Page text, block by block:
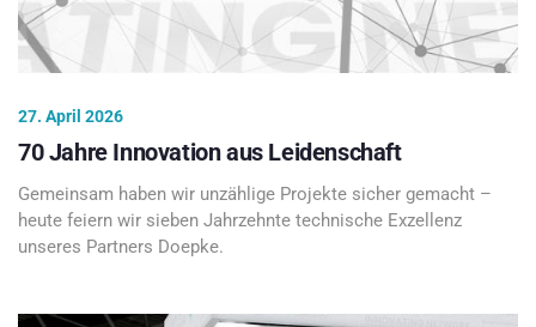
27. April 2026
70 Jahre Innovation aus Leidenschaft
Gemeinsam haben wir unzählige Projekte sicher gemacht –
heute feiern wir sieben Jahrzehnte technische Exzellenz
unseres Partners Doepke.